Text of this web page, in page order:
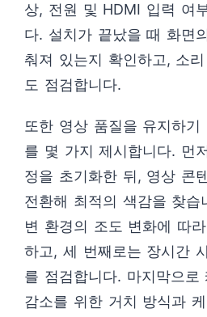
상, 전원 및 HDMI 입력 여
다. 설치가 끝났을 때 화면
춰져 있는지 확인하고, 소
도 점검합니다.
또한 영상 품질을 유지하기
를 몇 가지 제시합니다. 먼
정을 초기화한 뒤, 영상 콘
전환해 최적의 색감을 찾
변 환경의 조도 변화에 따
하고, 세 번째로는 장시간
를 점검합니다. 마지막으로
감소를 위한 거치 방식과